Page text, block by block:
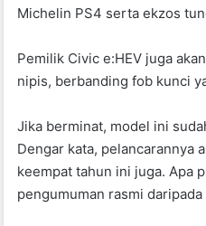
Michelin PS4 serta ekzos
Pemilik Civic e:HEV juga
nipis, berbanding fob kunci
Jika berminat, model ini
Dengar kata, pelancarannya
keempat tahun ini juga. Apa
pengumuman rasmi daripada